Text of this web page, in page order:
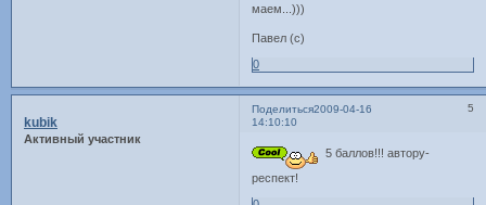
маем...)))
Павел (с)
0
Поделиться 5
2009-04-16
14:10:10
kubik
Активный участник
5 баллов!!! автору-
респект!